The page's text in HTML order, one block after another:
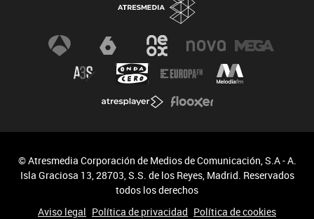
© Atresmedia Corporación de Medios de Comunicación, S.A - A.
Isla Graciosa 13, 28703, S.S. de los Reyes, Madrid. Reservados
todos los derechos
Aviso legal Política de privacidad Política de cookies